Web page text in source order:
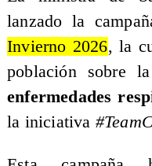
lanzado la
Invierno 2026, la
población sobre
enfermedades
la iniciativa